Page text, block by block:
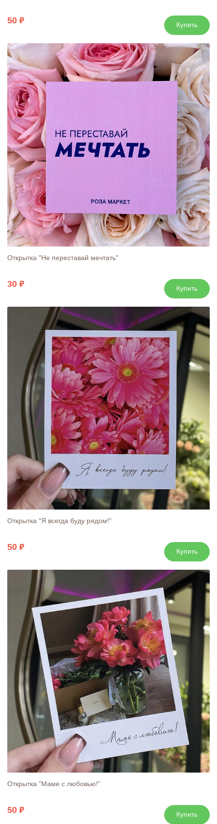
50 Купить
Открытка "Не переставай мечтать"
30 Купить
Открытка "Я всегда буду рядом!"
50 Купить
Открытка "Маме с любовью!"
50 Купить